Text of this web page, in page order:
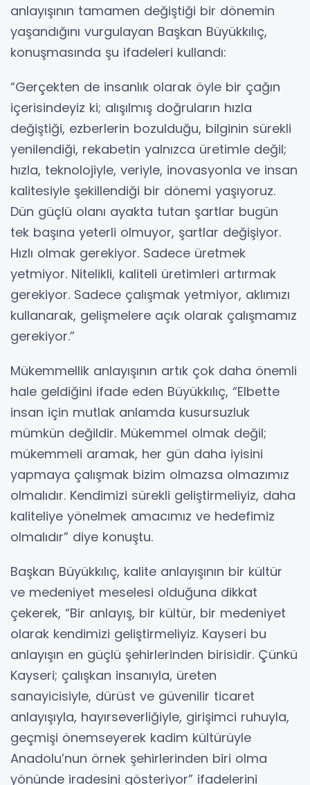
anlayışının tamamen değiştiği bir dönemin
yaşandığını vurgulayan Başkan Büyükkılıç,
konuşmasında şu ifadeleri kullandı:
“Gerçekten de insanlık olarak öyle bir çağın
içerisindeyiz ki; alışılmış doğruların hızla
değiştiği, ezberlerin bozulduğu, bilginin sürekli
yenilendiği, rekabetin yalnızca üretimle değil;
hızla, teknolojiyle, veriyle, inovasyonla ve insan
kalitesiyle şekillendiği bir dönemi yaşıyoruz.
Dün güçlü olanı ayakta tutan şartlar bugün
tek başına yeterli olmuyor, şartlar değişiyor.
Hızlı olmak gerekiyor. Sadece üretmek
yetmiyor. Nitelikli, kaliteli üretimleri artırmak
gerekiyor. Sadece çalışmak yetmiyor, aklımızı
kullanarak, gelişmelere açık olarak çalışmamız
gerekiyor.”
Mükemmellik anlayışının artık çok daha önemli
hale geldiğini ifade eden Büyükkılıç, “Elbette
insan için mutlak anlamda kusursuzluk
mümkün değildir. Mükemmel olmak değil;
mükemmeli aramak, her gün daha iyisini
yapmaya çalışmak bizim olmazsa olmazımız
olmalıdır. Kendimizi sürekli geliştirmeliyiz, daha
kaliteliye yönelmek amacımız ve hedefimiz
olmalıdır” diye konuştu.
Başkan Büyükkılıç, kalite anlayışının bir kültür
ve medeniyet meselesi olduğuna dikkat
çekerek, “Bir anlayış, bir kültür, bir medeniyet
olarak kendimizi geliştirmeliyiz. Kayseri bu
anlayışın en güçlü şehirlerinden birisidir. Çünkü
Kayseri; çalışkan insanıyla, üreten
sanayicisiyle, dürüst ve güvenilir ticaret
anlayışıyla, hayırseverliğiyle, girişimci ruhuyla,
geçmişi önemseyerek kadim kültürüyle
Anadolu’nun örnek şehirlerinden biri olma
yönünde iradesini gösteriyor” ifadelerini